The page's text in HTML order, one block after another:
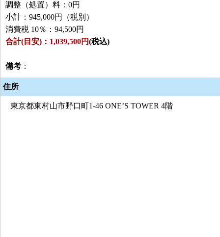
調整（処置）料：0円
小計：945,000円（税別）
消費税 10％：94,500円
合計(目安)：1,039,500円(税込)
備考 ：
住所
東京都東村山市野口町1-46 ONE’S TOWER 4階